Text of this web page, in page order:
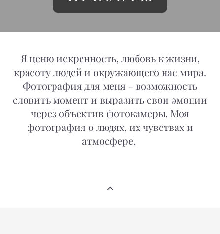
Я ценю искренность, любовь к жизни,
красоту людей и окружающего нас мира.
Фотография для меня - возможность
словить момент и выразить свои эмоции
через объектив фотокамеры. Моя
фотография о людях, их чувствах и
атмосфере.